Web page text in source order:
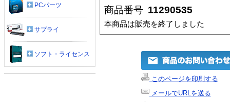
商品番号 11290535
本商品は販売を終了しました
このページを印刷する
メールでURLを送る
PCパーツ
サプライ
ソフト・ライセンス